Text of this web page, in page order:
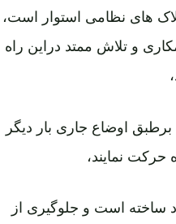
های نظامی استوار است،
و تلاش ممتد دراین راه
اوضاع جاری بار دیگر
نمایند،
ساخته است و جلوگیری از